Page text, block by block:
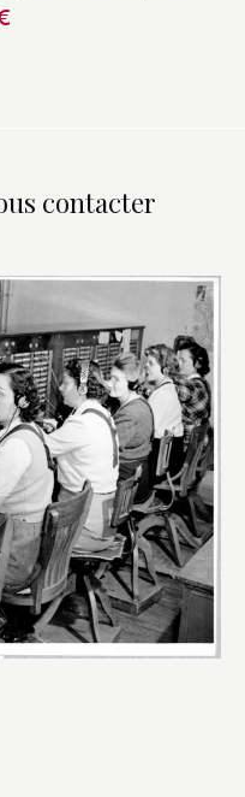
contacter